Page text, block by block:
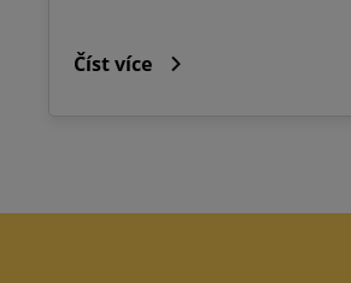
Číst více